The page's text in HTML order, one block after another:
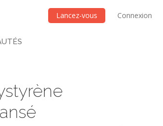
Lancez-vous Connexion